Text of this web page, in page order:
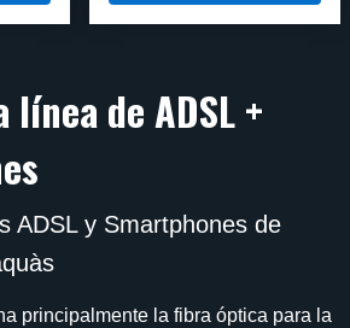
línea de ADSL +
ADSL y Smartphones de
principalmente la fibra óptica para la